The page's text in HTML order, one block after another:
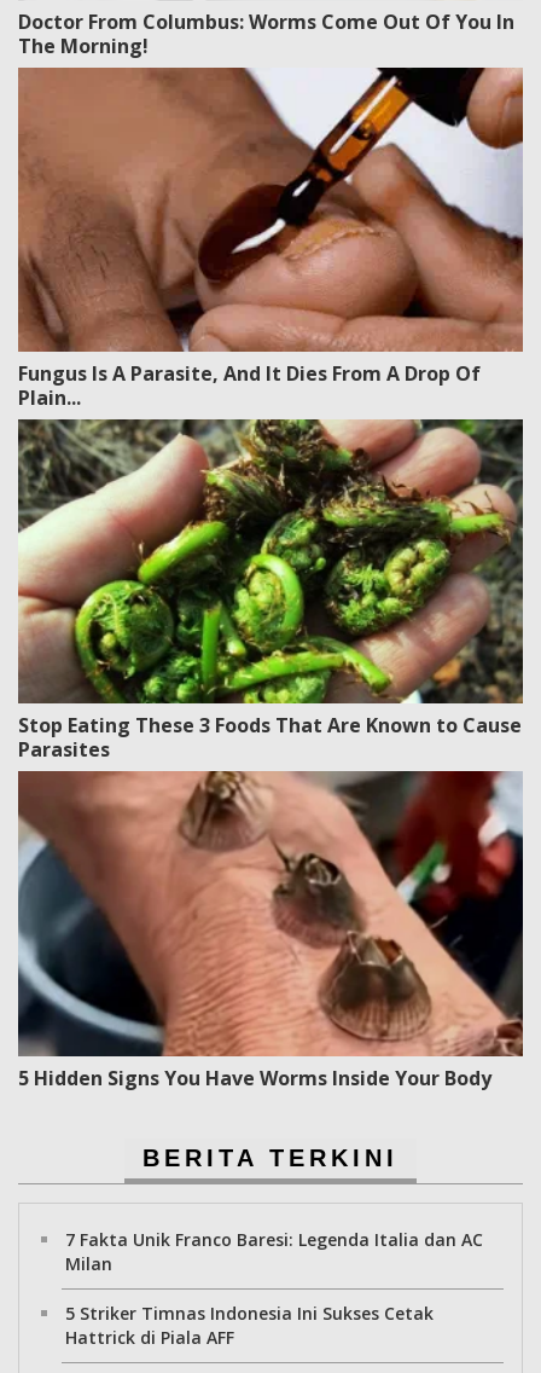
Doctor From Columbus: Worms Come Out Of You In
The Morning!
Fungus Is A Parasite, And It Dies From A Drop Of
Plain...
Stop Eating These 3 Foods That Are Known to Cause
Parasites
5 Hidden Signs You Have Worms Inside Your Body
BERITA TERKINI
7 Fakta Unik Franco Baresi: Legenda Italia dan AC
Milan
5 Striker Timnas Indonesia Ini Sukses Cetak
Hattrick di Piala AFF